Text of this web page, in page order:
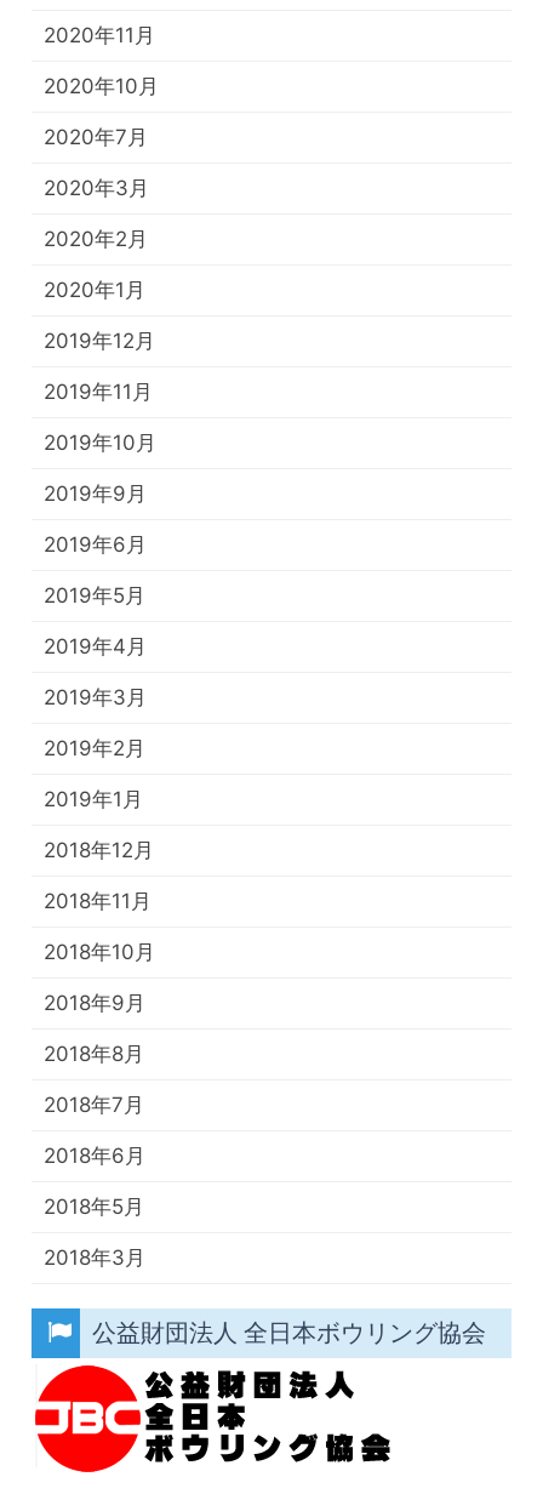
2020年11月
2020年10月
2020年7月
2020年3月
2020年2月
2020年1月
2019年12月
2019年11月
2019年10月
2019年9月
2019年6月
2019年5月
2019年4月
2019年3月
2019年2月
2019年1月
2018年12月
2018年11月
2018年10月
2018年9月
2018年8月
2018年7月
2018年6月
2018年5月
2018年3月
公益財団法人 全日本ボウリング協会